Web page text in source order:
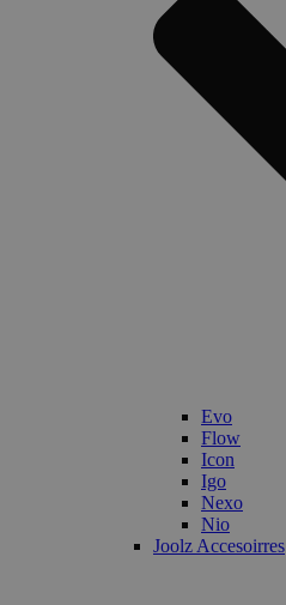
Evo
Flow
Icon
Igo
Nexo
Nio
Joolz Accesoirres